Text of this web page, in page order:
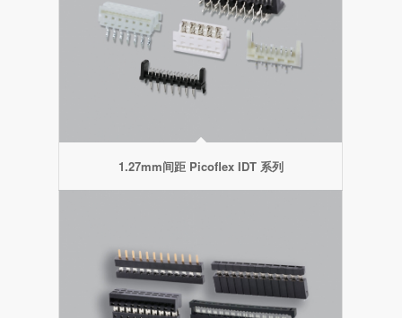
1.27mm间距 Picoflex IDT 系列